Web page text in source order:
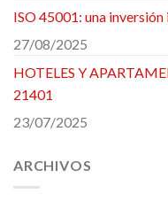
ISO 45001: una
27/08/2025
HOTELES Y
21401
23/07/2025
ARCHIVOS